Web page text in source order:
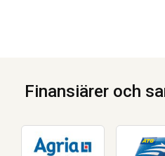
Finansiärer och